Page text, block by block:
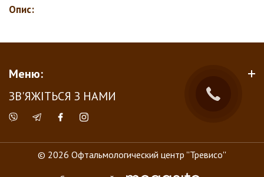
Опис:
Меню:
ЗВ'ЯЖІТЬСЯ З НАМИ
© 2026 Офтальмологический центр ''Тревисо''